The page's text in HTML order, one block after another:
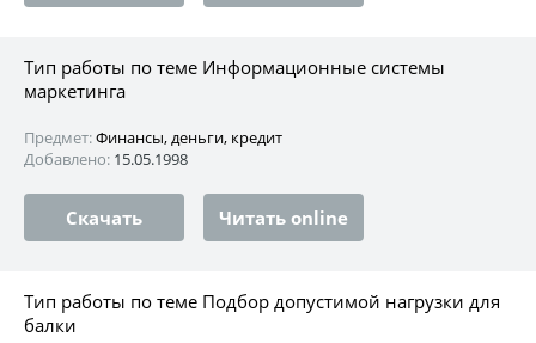
Тип работы по теме Информационные системы
маркетинга
Предмет:Финансы, деньги, кредит
Добавлено: 15.05.1998
Скачать Читать online
Тип работы по теме Подбор допустимой нагрузки для
балки